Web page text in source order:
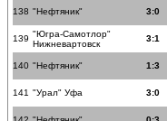
138 "Нефтяник" 3:0
139 "Югра-Самотлор"
Нижневартовск
3:1
140 "Нефтяник" 1:3
141 "Урал" Уфа 3:0